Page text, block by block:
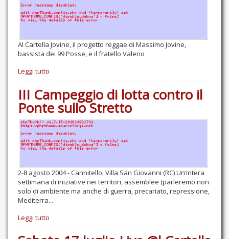
Al Cartella Jovine, il progetto reggae di Massimo Jovine,
bassista dei 99 Posse, e il fratello Valerio
Leggi tutto
III Campeggio di lotta contro il
Ponte sullo Stretto
2-8 agosto 2004 - Cannitello, Villa San Giovanni (RC) Un’intera
settimana di iniziative nei territori, assemblee (parleremo non
solo di ambiente ma anche di guerra, precariato, repressione,
Mediterra...
Leggi tutto